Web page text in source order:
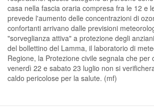
casa nella fascia oraria compresa fra le 12 e
prevede l'aumento delle concentrazioni di
confortanti arrivano dalle previsioni
"sorveglianza attiva" a protezione degli
del bollettino del Lamma, il laboratorio di
Regione, la Protezione civile segnala che per
venerdì 22 e sabato 23 luglio non si
caldo pericolose per la salute. (mf)